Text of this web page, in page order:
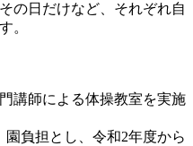
の日だけなど、それぞれ自
。
講師による体操教室を実施
負担とし、令和2年度から